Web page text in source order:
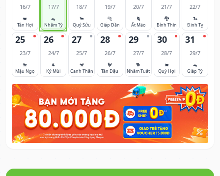
16/7
🐖
Tân Hợi
17/7
🐀
Nhâm Tý
18/7
🐂
Quý Sửu
19/7
🐅
Giáp Dần
20/7
🐈
Ất Mão
21/7
🐉
Bính Thìn
22/7
🐍
Đinh Tỵ
25
23/7
🐎
Mậu Ngọ
26
24/7
🐐
Kỷ Mùi
27
25/7
🐒
Canh Thân
28
26/7
🐓
Tân Dậu
29
27/7
🐕
Nhâm Tuất
30
28/7
🐖
Quý Hợi
31
29/7
🐀
Giáp Tý